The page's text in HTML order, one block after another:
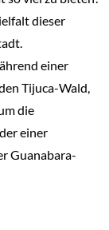
dieser
einer
Tijuca-Wald,
die
einer
Guanabara-